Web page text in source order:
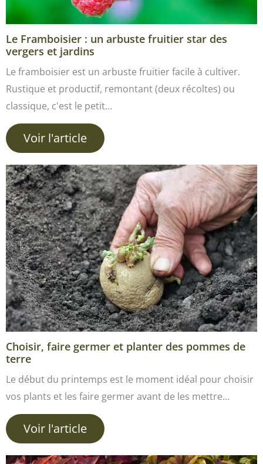
Le Framboisier : un arbuste fruitier star des
vergers et jardins
Le framboisier est un arbuste fruitier facile à cultiver.
Rustique et productif, remontant (deux récoltes) ou
classique, c'est le petit…
Voir l'article
Choisir, faire germer et planter des pommes de
terre
Le début du printemps est le moment idéal pour choisir
vos plants et les faire germer avant de les mettre…
Voir l'article